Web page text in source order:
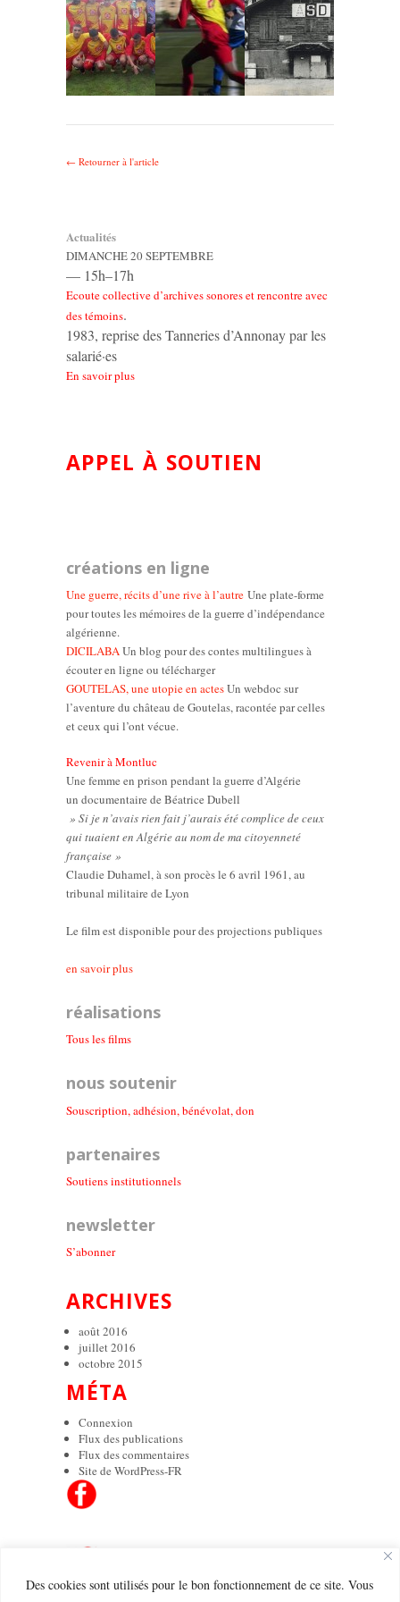
Des cookies sont utilisés pour le bon fonctionnement de ce site. Vous
← Retourner à l'article
Actualités
DIMANCHE 20 SEPTEMBRE
— 15h–17h
Ecoute collective d’archives sonores et rencontre avec
des témoins.
1983, reprise des Tanneries d’Annonay par les
salarié·es
En savoir plus
APPEL À SOUTIEN
créations en ligne
Une guerre, récits d’une rive à l’autre Une plate-forme
pour toutes les mémoires de la guerre d’indépendance
algérienne.
DICILABAUn blog pour des contes multilingues à
écouter en ligne ou télécharger
GOUTELAS, une utopie en actesUn webdoc sur
l’aventure du château de Goutelas, racontée par celles
et ceux qui l’ont vécue.
Revenir à Montluc
Une femme en prison pendant la guerre d’Algérie
un documentaire de Béatrice Dubell
» Si je n’avais rien fait j’aurais été complice de ceux
qui tuaient en Algérie au nom de ma citoyenneté
française »
Claudie Duhamel, à son procès le 6 avril 1961, au
tribunal militaire de Lyon
Le film est disponible pour des projections publiques
en savoir plus
réalisations
Tous les films
nous soutenir
Souscription, adhésion, bénévolat, don
partenaires
Soutiens institutionnels
newsletter
S’abonner
ARCHIVES
août 2016
juillet 2016
octobre 2015
MÉTA
Connexion
Flux des publications
Flux des commentaires
Site de WordPress-FR